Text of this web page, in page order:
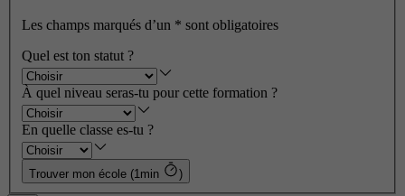
Les champs marqués d’un * sont obligatoires
Quel est ton statut ?
À quel niveau seras-tu pour cette formation ?
En quelle classe es-tu ?
Trouver mon école (1min )